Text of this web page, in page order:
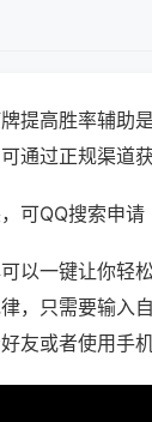
提高胜率辅助
通过正规渠道获
可QQ搜索申
以一键让你轻
，只需要输入
友或者使用手